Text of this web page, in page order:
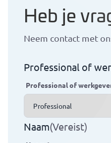
Heb je
Neem contact met
Professional of
Professional of
Naam(Vereist)